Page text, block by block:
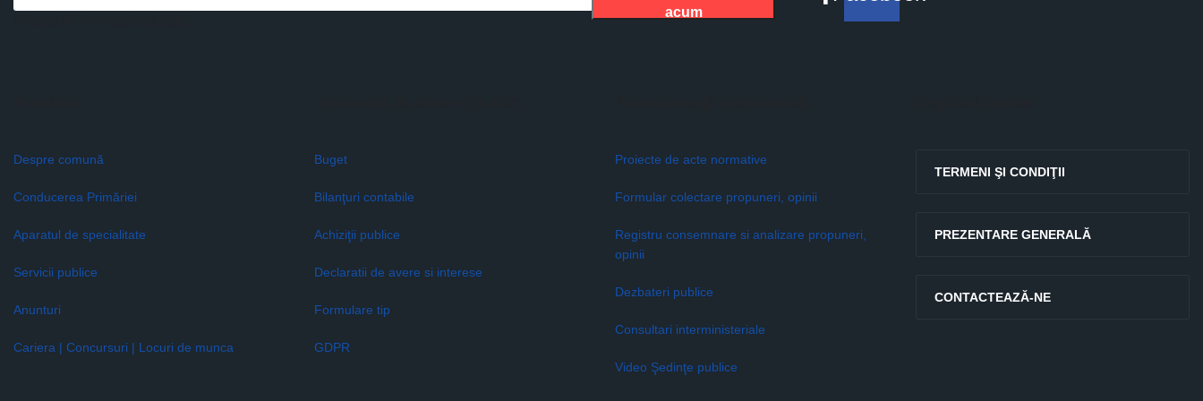
acum
Despre comună
Conducerea Primăriei
Aparatul de specialitate
Servicii publice
Anunturi
Cariera | Concursuri | Locuri de munca
Buget
Bilanţuri contabile
Achiziţii publice
Declaratii de avere si interese
Formulare tip
GDPR
Proiecte de acte normative
Formular colectare propuneri, opinii
Registru consemnare si analizare propuneri,
opinii
Dezbateri publice
Consultari interministeriale
Video Şedinţe publice
TERMENI ŞI CONDIŢII
PREZENTARE GENERALĂ
CONTACTEAZĂ-NE